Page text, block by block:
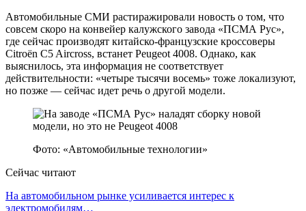
Автомобильные СМИ растиражировали новость о том, что
совсем скоро на конвейер калужского завода «ПСМА Рус»,
где сейчас производят китайско-французские кроссоверы
Citroёn C5 Aircross, встанет Peugeot 4008. Однако, как
выяснилось, эта информация не соответствует
действительности: «четыре тысячи восемь» тоже локализуют,
но позже — сейчас идет речь о другой модели.
Фото: «Автомобильные технологии»
Сейчас читают
На автомобильном рынке усиливается интерес к
электромобилям…